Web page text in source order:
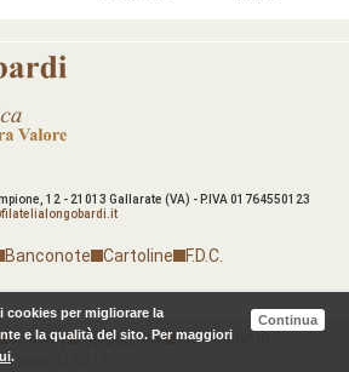
12 - 21013 Gallarate (VA) - P.IVA 01764550123
Banconote Cartoline
F.D.C.
Privacy Spedizioni Dove siamo
2026. All Rights Reserved.
Powered by
per migliorare la
e la qualità del sito. Per maggiori
.
Continua